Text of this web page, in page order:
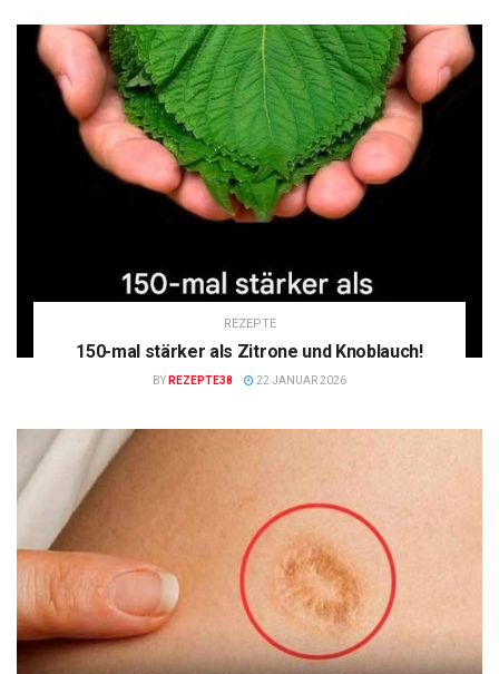
REZEPTE
150-mal stärker als Zitrone und Knoblauch!
BY REZEPTE38 22 JANUAR 2026